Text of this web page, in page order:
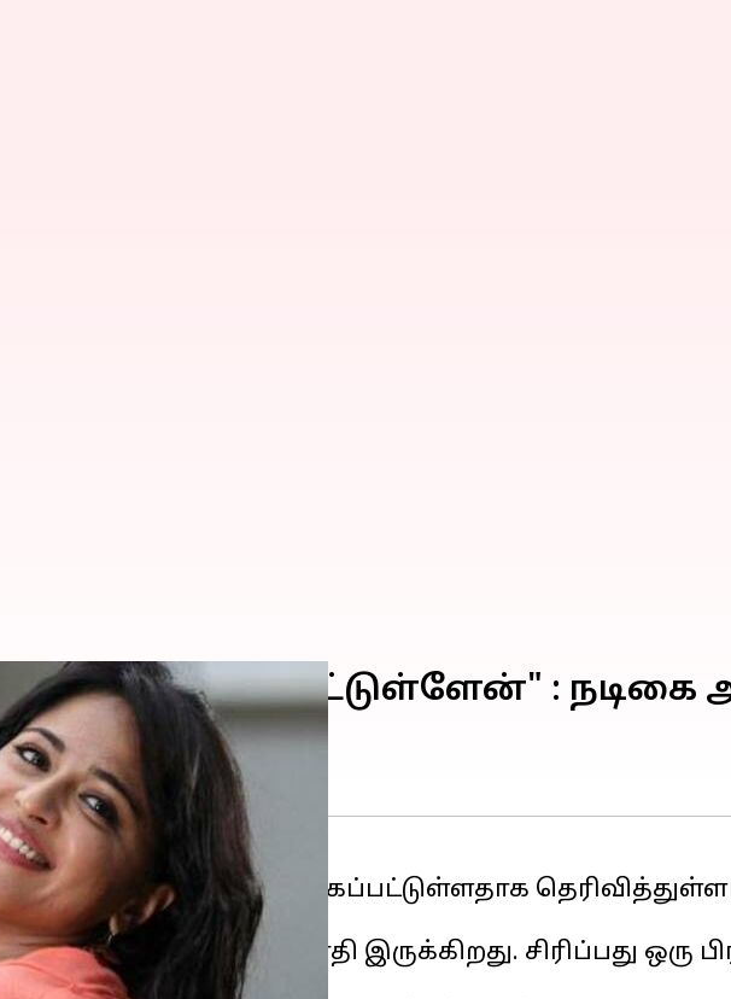
பாதிக்கப்பட்டுள்ளேன்" :
வகை நோயால்
பாதிக்கப்பட்டுள்ளதாக
எனக்கு சிரிக்கும் வியாதி இருக்கிறது. சிரிப்பது ஒரு
சிரிப்பு.